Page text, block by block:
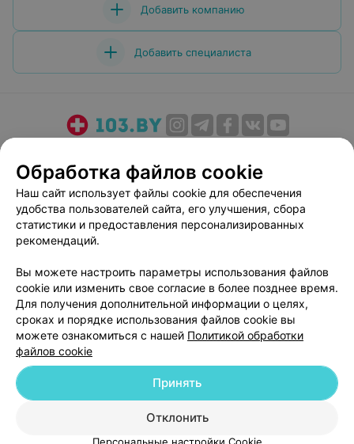
Добавить компанию
Добавить специалиста
Медицинский маркетинг
Публичный договор
Пользовательское соглашение
Способы оплаты
Вакансии
Партнеры
Персональные настройки cookie
Обработка персональных данных
© 2026 ООО «Артокс Лаб», УНП 191700409| 220012, Республика Беларусь,
Обработка файлов cookie
Наш сайт использует файлы cookie для обеспечения
удобства пользователей сайта, его улучшения, сбора
статистики и предоставления персонализированных
рекомендаций.
Вы можете настроить параметры использования файлов
cookie или изменить свое согласие в более позднее время.
Для получения дополнительной информации о целях,
сроках и порядке использования файлов cookie вы
можете ознакомиться с нашей Политикой обработки
файлов cookie
Отклонить
Принять